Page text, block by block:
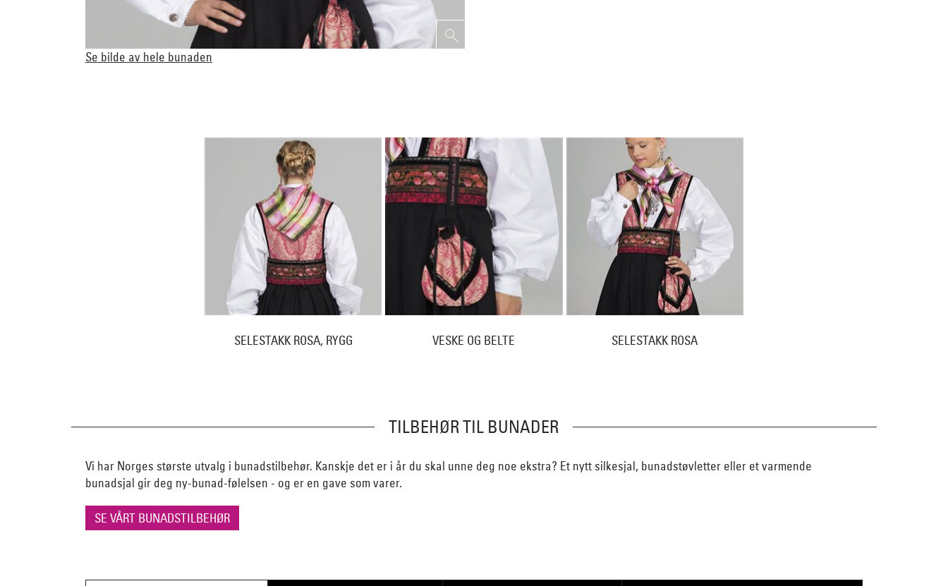
Se bilde av hele bunaden
SELESTAKK ROSA, RYGG VESKE OG BELTE SELESTAKK ROSA
TILBEHØR TIL BUNADER
Vi har Norges største utvalg i bunadstilbehør. Kanskje det er i år du skal unne deg noe ekstra? Et nytt silkesjal, bunadstøvletter eller et varmende
bunadsjal gir deg ny-bunad-følelsen - og er en gave som varer.
SE VÅRT BUNADSTILBEHØR